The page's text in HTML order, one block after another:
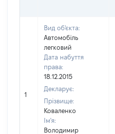
1
Вид об'єкта:
Автомобіль
легковий
Дата набуття
права:
18.12.2015
Декларує:
Прізвище:
Коваленко
Ім'я:
Володимир